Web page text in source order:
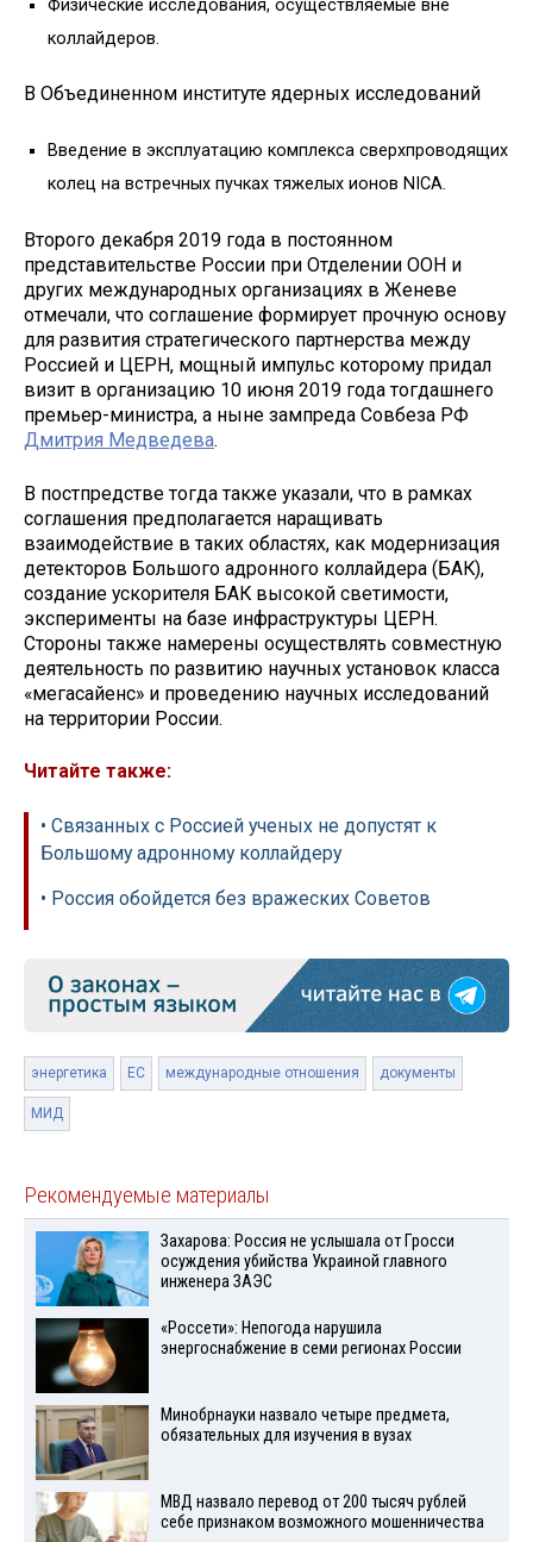
Физические исследования, осуществляемые вне
коллайдеров.
В Объединенном институте ядерных исследований
Введение в эксплуатацию комплекса сверхпроводящих
колец на встречных пучках тяжелых ионов NICA.
Второго декабря 2019 года в постоянном
представительстве России при Отделении ООН и
других международных организациях в Женеве
отмечали, что соглашение формирует прочную основу
для развития стратегического партнерства между
Россией и ЦЕРН, мощный импульс которому придал
визит в организацию 10 июня 2019 года тогдашнего
премьер-министра, а ныне зампреда Совбеза РФ
Дмитрия Медведева.
В постпредстве тогда также указали, что в рамках
соглашения предполагается наращивать
взаимодействие в таких областях, как модернизация
детекторов Большого адронного коллайдера (БАК),
создание ускорителя БАК высокой светимости,
эксперименты на базе инфраструктуры ЦЕРН.
Стороны также намерены осуществлять совместную
деятельность по развитию научных установок класса
«мегасайенс» и проведению научных исследований
на территории России.
Читайте также:
• Связанных с Россией ученых не допустят к
Большому адронному коллайдеру
• Россия обойдется без вражеских Советов
энергетика ЕС международные отношения документы
МИД
Рекомендуемые материалы
Захарова: Россия не услышала от Гросси
осуждения убийства Украиной главного
инженера ЗАЭС
«Россети»: Непогода нарушила
энергоснабжение в семи регионах России
Минобрнауки назвало четыре предмета,
обязательных для изучения в вузах
МВД назвало перевод от 200 тысяч рублей
себе признаком возможного мошенничества